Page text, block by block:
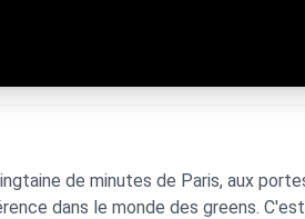
de minutes de Paris, aux
dans le monde des greens.